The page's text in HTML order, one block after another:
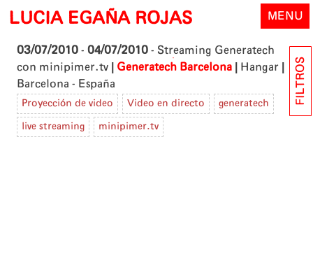
Skip
content
LUCIA EGAÑA ROJAS MENU
03/07/2010 - 04/07/2010 - Streaming Generatech
con minipimer.tv
Generatech Barcelona Hangar
Barcelona - España
Proyección de video Video en directo generatech
live streaming minipimer.tv
FILTROS